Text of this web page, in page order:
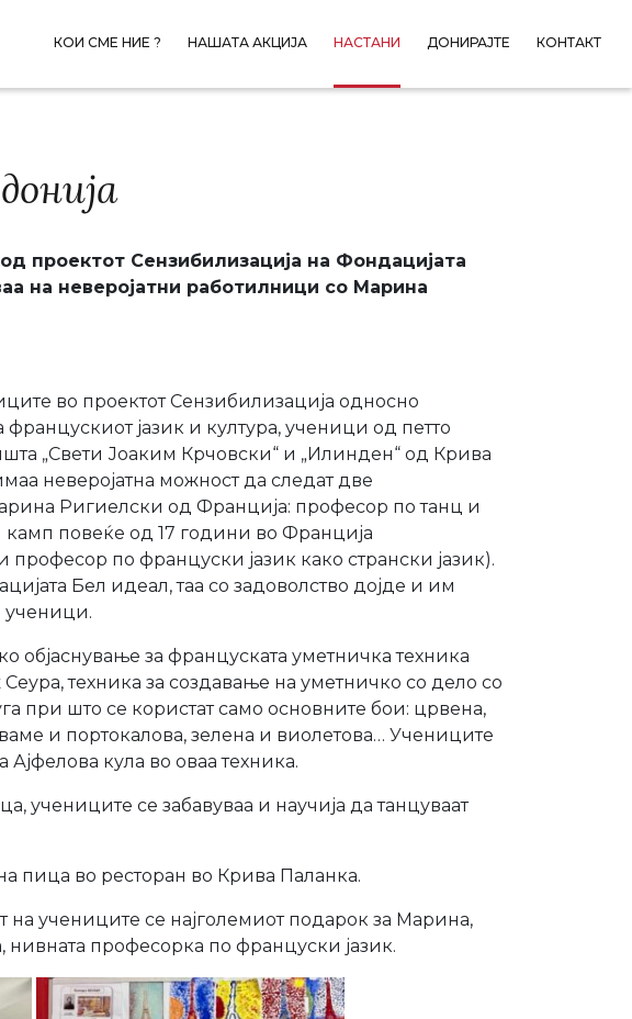
КОИ СМЕ НИЕ ? НАШАТА АКЦИЈА НАСТАНИ ДОНИРАЈТЕ КОНТАКТ
проектот Сензибилизација на Фондацијата
на неверојатни работилници со Марина
во проектот Сензибилизација односно
јазик и култура, ученици од петто
„Свети Јоаким Крчовски“ и „Илинден“ од Крива
неверојатна можност да следат две
Ригиелски од Франција: професор по танц и
повеќе од 17 години во Франција
по француски јазик како странски јазик).
Бел идеал, таа со задоволство дојде и им
ученици.
објаснување за француската уметничка техника
техника за создавање на уметничко со дело со
при што се користат само основните бои: црвена,
и портокалова, зелена и виолетова… Учениците
Ајфелова кула во оваа техника.
учениците се забавуваа и научија да танцуваат
пица во ресторан во Крива Паланка.
на учениците се најголемиот подарок за Марина,
професорка по француски јазик.